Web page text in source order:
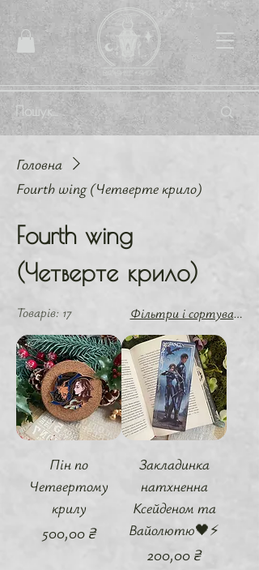
Головна
Fourth wing (Четверте крило)
Fourth wing
(Четверте крило)
Товарів: 17 Фільтри і сортування
Пін по
Четвертому
крилу
Ціна
500,00 ₴
Закладинка
натхненна
Ксейденом та
Вайолютю🖤⚡️
Ціна
200,00 ₴